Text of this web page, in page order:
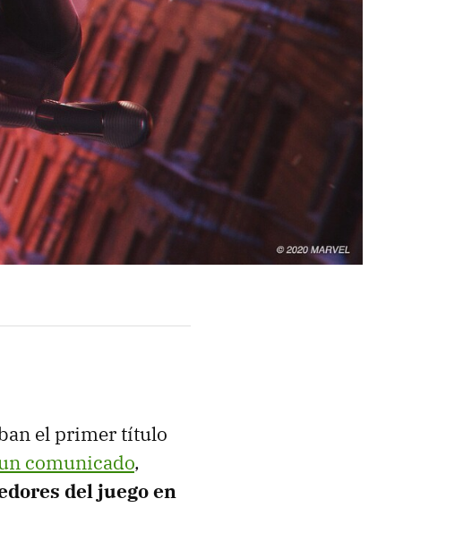
el primer título
comunicado,
del juego en